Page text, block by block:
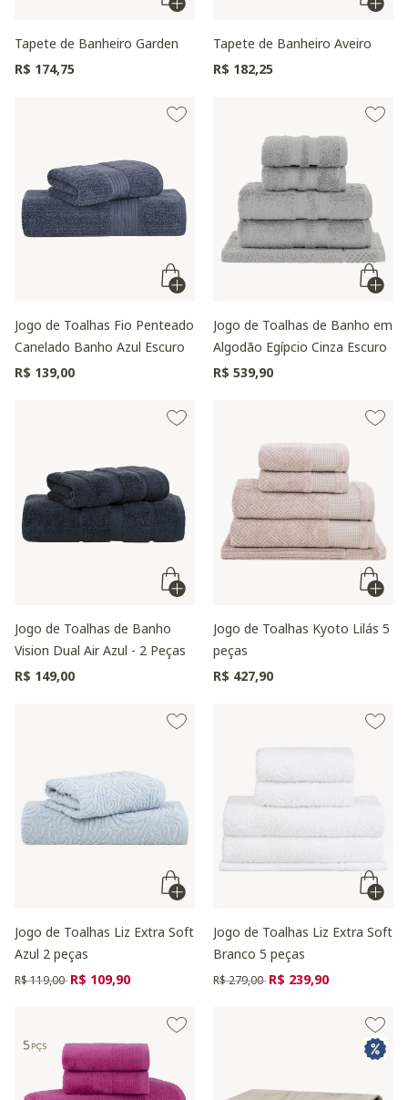
Tapete de Banheiro Garden
R$ 174,75
Tapete de Banheiro Aveiro
R$ 182,25
Jogo de Toalhas Fio Penteado
Canelado Banho Azul Escuro
R$ 139,00
Jogo de Toalhas de Banho em
Algodão Egípcio Cinza Escuro
R$ 539,90
Jogo de Toalhas de Banho
Vision Dual Air Azul - 2 Peças
R$ 149,00
Jogo de Toalhas Kyoto Lilás 5
peças
R$ 427,90
Jogo de Toalhas Liz Extra Soft
Azul 2 peças
Preço reduzido de
R$ 119,00 para
R$ 109,90
Jogo de Toalhas Liz Extra Soft
Branco 5 peças
Preço reduzido de
R$ 279,00 para
R$ 239,90